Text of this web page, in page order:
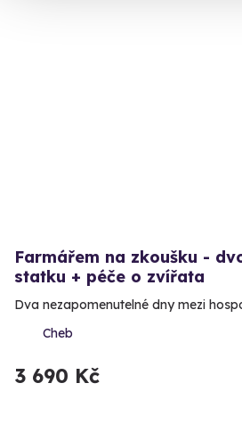
Farmářem na zkoušku -
statku + péče o zvířata
Dva nezapomenutelné dny mezi
Cheb
3 690 Kč